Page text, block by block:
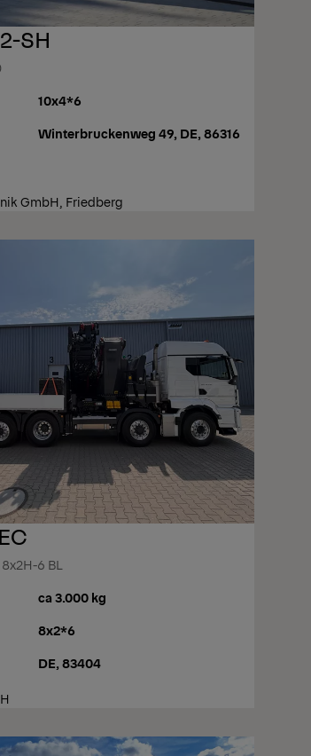
SH
10x4*6
Winterbruckenweg 49, DE, 86316
GmbH, Friedberg
6 BL
ca 3.000 kg
8x2*6
DE, 83404